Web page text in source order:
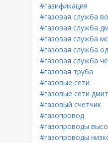
#газификация
#газовая служба
#газовая служба
#газовая служба
#газовая служба
#газовая служба
#газовая труба
#газовые сети
#газовые сети
#газовый счетчик
#газопровод
#газопроводы
#газопроводы